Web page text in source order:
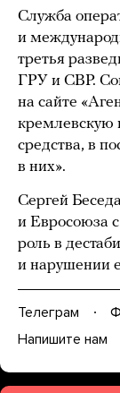
Служба
и
третья
ГРУ и СВР.
на сайте
кремлевскую
средства, в
в них».
Сергей
и Евросоюза
роль в
и нарушении
Телеграм
Напишите нам